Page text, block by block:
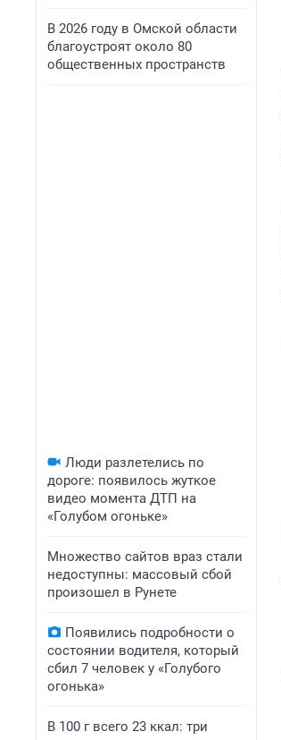
В 2026 году в Омской области
благоустроят около 80
общественных пространств
Люди разлетелись по
дороге: появилось жуткое
видео момента ДТП на
«Голубом огоньке»
Множество сайтов враз стали
недоступны: массовый сбой
произошел в Рунете
Появились подробности о
состоянии водителя, который
сбил 7 человек у «Голубого
огонька»
В 100 г всего 23 ккал: три